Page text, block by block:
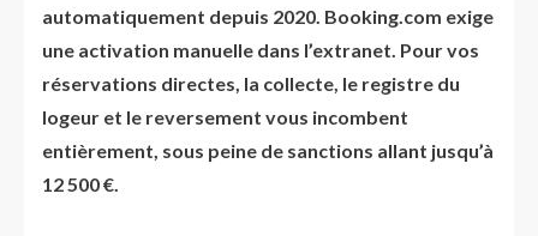
automatiquement depuis 2020. Booking.com exige
une activation manuelle dans l’extranet. Pour vos
réservations directes, la collecte, le registre du
logeur et le reversement vous incombent
entièrement, sous peine de sanctions allant jusqu’à
12 500 €.